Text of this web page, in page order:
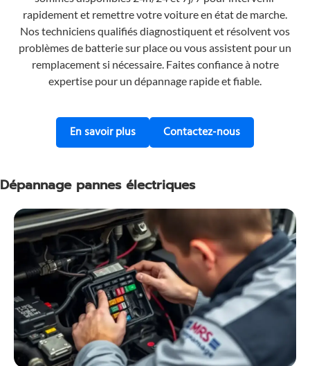
rapidement et remettre votre voiture en état de marche.
Nos techniciens qualifiés diagnostiquent et résolvent vos
problèmes de batterie sur place ou vous assistent pour un
remplacement si nécessaire. Faites confiance à notre
expertise pour un dépannage rapide et fiable.
En savoir plussur nos services de dépannage de
Contactez-nouspour une
Dépannage pannes électriques